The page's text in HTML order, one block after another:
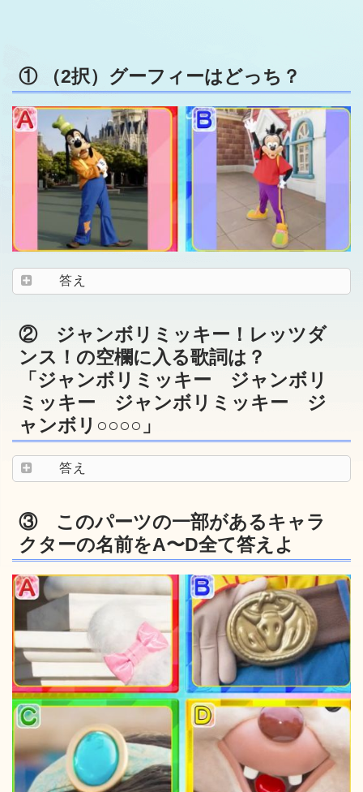
① （2択）グーフィーはどっち？
答え
② ジャンボリミッキー！レッツダ
ンス！の空欄に入る歌詞は？
「ジャンボリミッキー ジャンボリ
ミッキー ジャンボリミッキー ジ
ャンボリ○○○○」
答え
③ このパーツの一部があるキャラ
クターの名前をA〜D全て答えよ